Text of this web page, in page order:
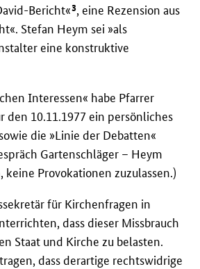
Bericht«3, eine Rezension aus
Stefan Heym sei »als
eine konstruktive
Interessen« habe Pfarrer
den 10.11.1977 ein persönliches
die »Linie der Debatten«
Gartenschläger – Heym
Provokationen zuzulassen.)
für Kirchenfragen in
dass dieser Missbrauch
Staat und Kirche zu belasten.
dass derartige rechtswidrige